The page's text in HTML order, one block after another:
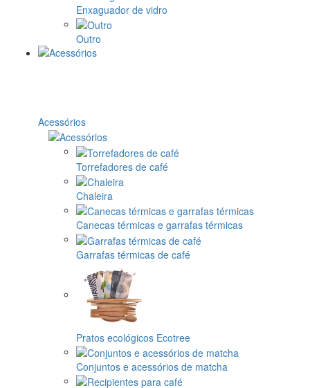
Enxaguador de vidro
Outro
Acessórios
Torrefadores de café
Chaleira
Canecas térmicas e garrafas térmicas
Garrafas térmicas de café
Pratos ecológicos Ecotree
Conjuntos e acessórios de matcha